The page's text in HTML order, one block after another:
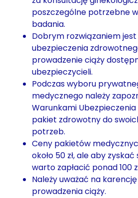
poszczególne potrzebne
badania.
Dobrym rozwiązaniem
ubezpieczenia
prowadzenie ciąży
ubezpieczycieli.
Podczas wyboru
medycznego należy
Warunkami
pakiet zdrowotny do
potrzeb.
Ceny pakietów
około 50 zł, ale aby
warto zapłacić ponad 100
Należy uważać na
prowadzenia ciąży.